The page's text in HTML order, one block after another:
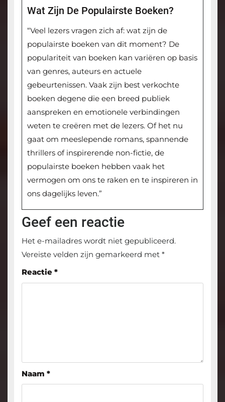
Wat Zijn De Populairste Boeken?
“Veel lezers vragen zich af: wat zijn de
populairste boeken van dit moment? De
populariteit van boeken kan variëren op basis
van genres, auteurs en actuele
gebeurtenissen. Vaak zijn best verkochte
boeken degene die een breed publiek
aanspreken en emotionele verbindingen
weten te creëren met de lezers. Of het nu
gaat om meeslepende romans, spannende
thrillers of inspirerende non-fictie, de
populairste boeken hebben vaak het
vermogen om ons te raken en te inspireren in
ons dagelijks leven.”
Geef een reactie
Het e-mailadres wordt niet gepubliceerd.
Vereiste velden zijn gemarkeerd met *
Reactie *
Naam *